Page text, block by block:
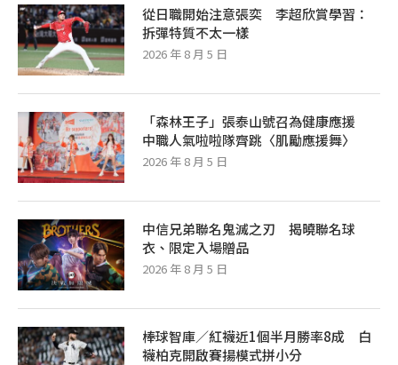
從日職開始注意張奕 李超欣賞學習：
拆彈特質不太一樣
2026 年 8 月 5 日
「森林王子」張泰山號召為健康應援
中職人氣啦啦隊齊跳〈肌勵應援舞〉
2026 年 8 月 5 日
中信兄弟聯名鬼滅之刃 揭曉聯名球
衣、限定入場贈品
2026 年 8 月 5 日
棒球智庫／紅襪近1個半月勝率8成 白
襪柏克開啟賽揚模式拼小分